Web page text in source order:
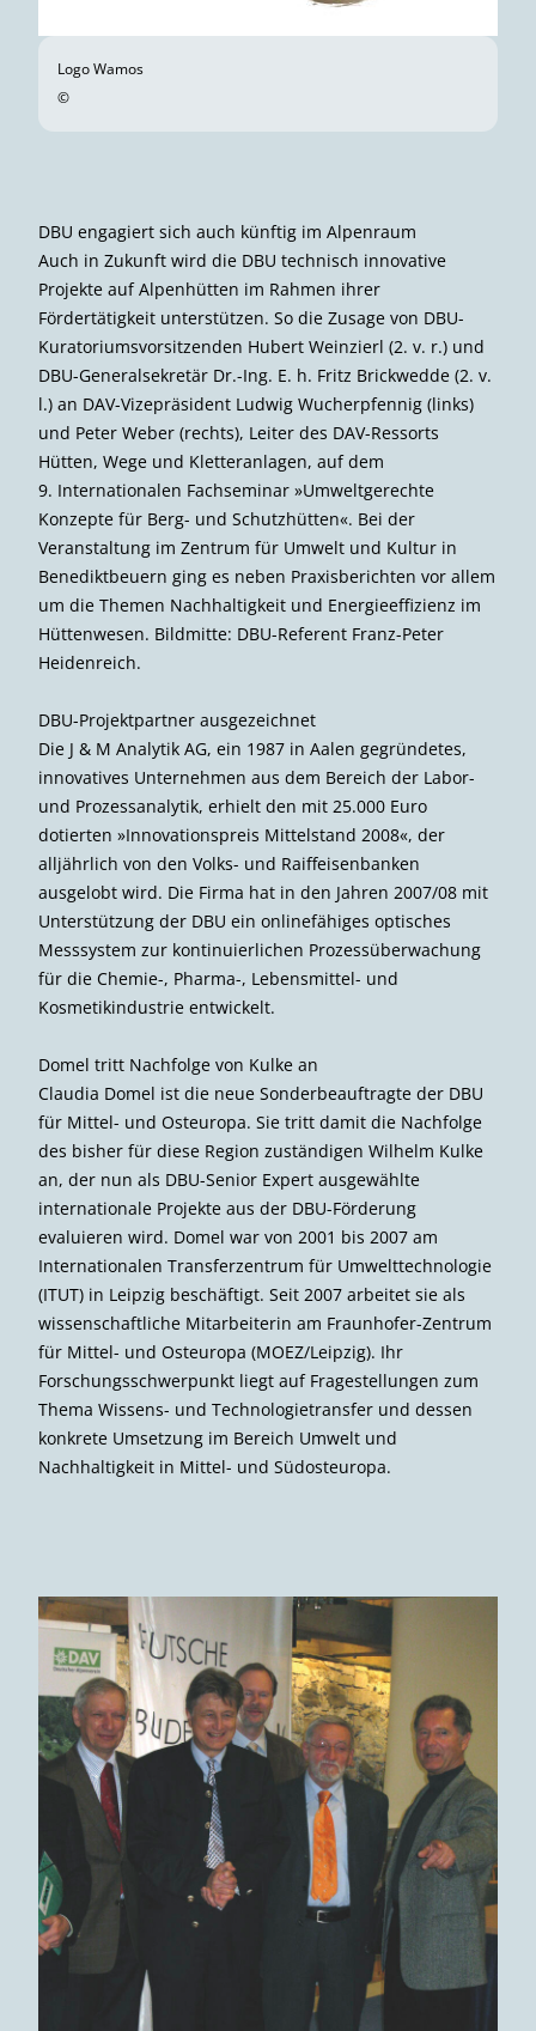
Logo Wamos
©
DBU engagiert sich auch künftig im Alpenraum
Auch in Zukunft wird die DBU technisch innovative
Projekte auf Alpenhütten im Rahmen ihrer
Fördertätigkeit unterstützen. So die Zusage von DBU-
Kuratoriumsvorsitzenden Hubert Weinzierl (2. v. r.) und
DBU-Generalsekretär Dr.-Ing. E. h. Fritz Brickwedde (2. v.
l.) an DAV-Vizepräsident Ludwig Wucherpfennig (links)
und Peter Weber (rechts), Leiter des DAV-Ressorts
Hütten, Wege und Kletteranlagen, auf dem
9. Internationalen Fachseminar »Umwelt­gerechte
Konzepte für Berg- und Schutzhütten«. Bei der
Veranstaltung im Zentrum für Umwelt und Kultur in
Benedikt­beuern ging es neben Praxisberichten vor allem
um die Themen Nachhaltigkeit und Energieeffizienz im
Hüttenwesen. Bildmitte: DBU-Referent Franz-Peter
Heidenreich.
DBU-Projektpartner ausgezeichnet
Die J & M Analytik AG, ein 1987 in Aalen gegründetes,
innovatives Unternehmen aus dem Bereich der Labor-
und Prozess­analytik, erhielt den mit 25.000 Euro
dotierten »Innovationspreis Mittelstand 2008«, der
alljährlich von den Volks- und Raiffeisenbanken
ausgelobt wird. Die Firma hat in den Jahren 2007/08 mit
Unterstützung der DBU ein onlinefähiges optisches
Messsystem zur kontinuier­lichen Prozessüberwachung
für die Chemie-, Pharma-, Lebensmittel- und
Kosmetikindustrie entwickelt.
Domel tritt Nachfolge von Kulke an
Claudia Domel ist die neue Sonderbeauftragte der DBU
für Mittel- und Osteuropa. Sie tritt damit die Nachfolge
des bisher für diese Region zuständigen Wilhelm Kulke
an, der nun als DBU-Senior Expert ausgewählte
internationale Projekte aus der DBU-Förderung
evaluieren wird. Domel war von 2001 bis 2007 am
Internationalen Transferzentrum für Umwelttechnologie
(ITUT) in Leipzig beschäftigt. Seit 2007 arbeitet sie als
wissenschaftliche Mitarbeiterin am Fraunhofer-Zentrum
für Mittel- und Osteuropa (MOEZ/Leipzig). Ihr
Forschungsschwerpunkt liegt auf Fragestellungen zum
Thema Wissens- und Technologietransfer und dessen
konkrete Umsetzung im Bereich Umwelt und
Nachhaltigkeit in Mittel- und Süd­osteuropa.